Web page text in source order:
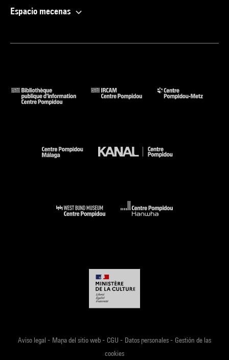
Espacio mecenas
Aviso legal - Mapa del sitio web- CGU - Datos personales- Gestión de las
cookies